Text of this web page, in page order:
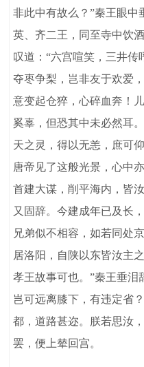
非此中有故么？”秦王眼
英、齐二王，同至寺中饮
叹道：“六宫喧笑，三井
夺枣争梨，岂非友于欢爱
意变起仓猝，心碎血奔！
奚辜，但恐其中未必然耳
天之灵，得以无恙，庶可
唐帝见了这般光景，心中
首建大谋，削平海内，皆
又固辞。今建成年已及长
兄弟似不相容，如若同处
居洛阳，自陕以东皆汝主
孝王故事可也。”秦王垂泪
岂可远离膝下，有违定省
都，道路甚迩。朕若思汝
罢，便上辇回宫。